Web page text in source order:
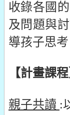
收錄各國
及問題與
導孩子思考
【計畫課程
親子共讀 :